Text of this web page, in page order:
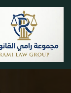
إلى
المحتوى